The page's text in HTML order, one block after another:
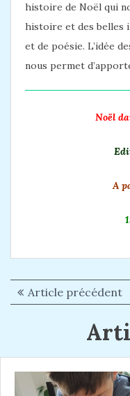
histoire de Noël qui
histoire et des belles
et de poésie. L’idée
nous permet
Noël
A
N
v
i
Article précédent
r
t
i
c
l
e